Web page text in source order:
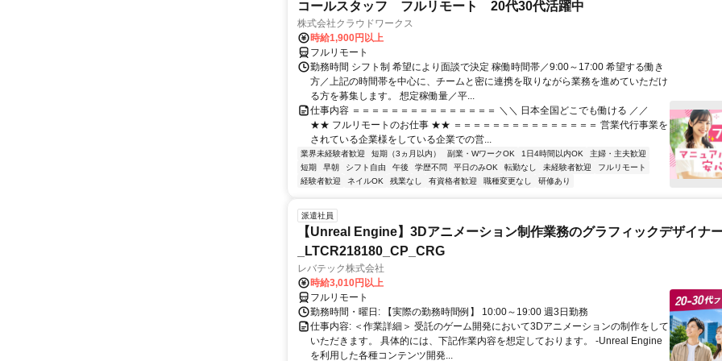
コールスタッフ フルリモート 20代30代活躍中
株式会社クラウドワークス
時給1,900円以上
フルリモート
勤務時間 シフト制 希望により面談で決定 稼働時間帯／9:00～17:00 希望する働き
方／上記の時間帯を中心に、チームと密に連携を取りながら業務を進めていただけ
る方を募集します。 想定稼働量／平...
仕事内容 ＝＝＝＝＝＝＝＝＝＝＝＝＝＝＝ ＼＼ 日本全国どこでも働ける ／／
★★ フルリモートのお仕事 ★★ ＝＝＝＝＝＝＝＝＝＝＝＝＝＝＝ 営業代行事業を
されている企業様をしている企業での営...
業界未経験者歓迎 短期（3ヵ月以内） 副業・WワークOK 1日4時間以内OK
主婦・主夫歓迎
短期
早朝 シフト自由 午後 学歴不問 平日のみOK 転勤なし 未経験者歓迎
フルリモート
経験者歓迎
ネイルOK 残業なし 有資格者歓迎 職種変更なし 研修あり
派遣社員
【Unreal Engine】3Dアニメーション制作業務のグラフィックデザイナ
_LTCR218180_CP_CRG
レバテック株式会社
時給3,010円以上
フルリモート
勤務時間・曜日: 【実際の勤務時間例】 10:00～19:00 週3日勤務
仕事内容: ＜作業詳細＞ 受託のゲーム開発において3Dアニメーションの制作をして
いただきます。 具体的には、下記作業内容を想定しております。 -Unreal Engine
を利用した各種コンテンツ開発...